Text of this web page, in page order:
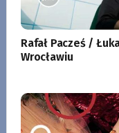
Rafał Pacześ /
Wrocławiu